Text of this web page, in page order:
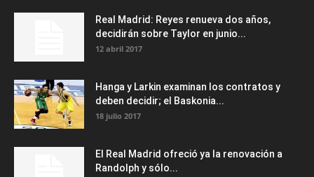
Real Madrid: Reyes renueva dos años,
decidirán sobre Taylor en junio...
12 abril 2017
Hanga y Larkin examinan los contratos y
deben decidir; el Baskonia...
18 julio 2017
El Real Madrid ofreció ya la renovación a
Randolph y sólo...